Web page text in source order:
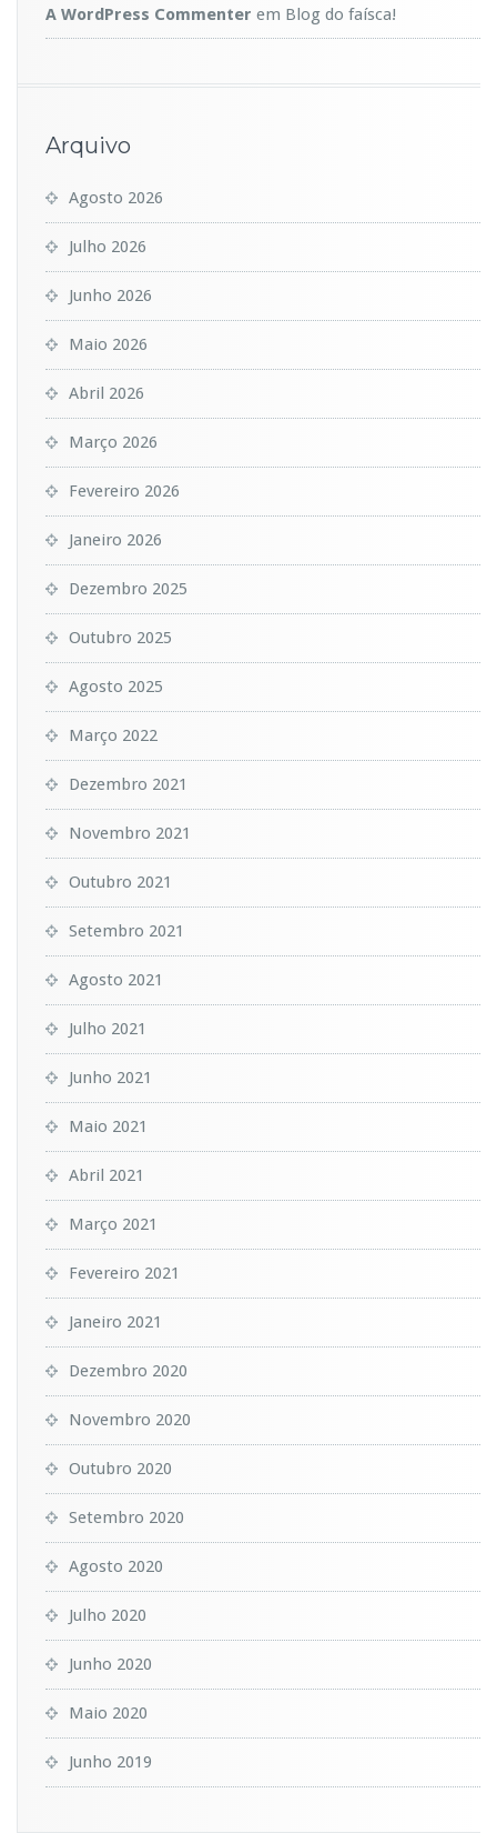
A WordPress Commenter em Blog do faísca!
Arquivo
Agosto 2026
Julho 2026
Junho 2026
Maio 2026
Abril 2026
Março 2026
Fevereiro 2026
Janeiro 2026
Dezembro 2025
Outubro 2025
Agosto 2025
Março 2022
Dezembro 2021
Novembro 2021
Outubro 2021
Setembro 2021
Agosto 2021
Julho 2021
Junho 2021
Maio 2021
Abril 2021
Março 2021
Fevereiro 2021
Janeiro 2021
Dezembro 2020
Novembro 2020
Outubro 2020
Setembro 2020
Agosto 2020
Julho 2020
Junho 2020
Maio 2020
Junho 2019